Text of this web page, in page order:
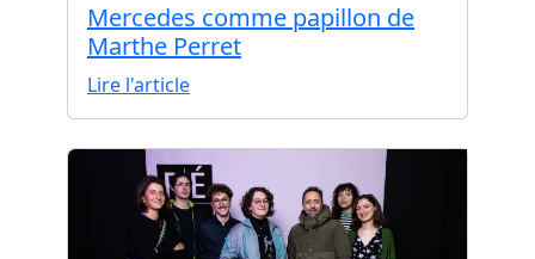
Mercedes comme papillon de
Marthe Perret
Lire l'article